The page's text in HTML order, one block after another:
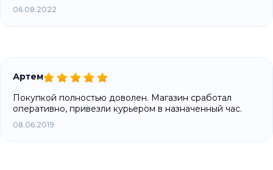
06.08.2022
Артем
Покупкой полностью доволен. Магазин сработал
оперативно, привезли курьером в назначенный час.
08.06.2019